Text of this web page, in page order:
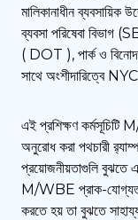
মালিকানাধীন
ব্যবসা পরিষেবা বিভাগ
( DOT ), পার্ক ও
সাথে অংশীদারিত্বে
এই প্রশিক্ষণ কর্মসূচিটি
অনুরোধ করা পথচারী
প্রয়োজনীয়তাগুলি বুঝতে
M/WBE প্রাক-
করতে হয় তা বুঝতে